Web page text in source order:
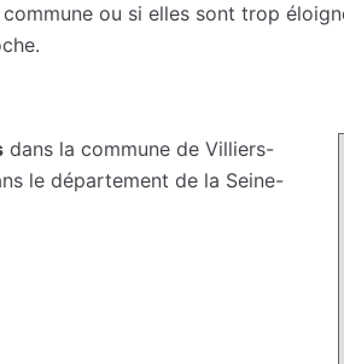
ou si elles sont trop
dans la commune de Villiers-
le département de la Seine-